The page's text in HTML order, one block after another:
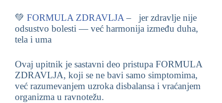
💚 FORMULA ZDRAVLJA – jer zdravlje nije
odsustvo bolesti — već harmonija između duha,
tela i uma
Ovaj upitnik je sastavni deo pristupa FORMULA
ZDRAVLJA, koji se ne bavi samo simptomima,
već razumevanjem uzroka disbalansa i vraćanjem
organizma u ravnotežu.